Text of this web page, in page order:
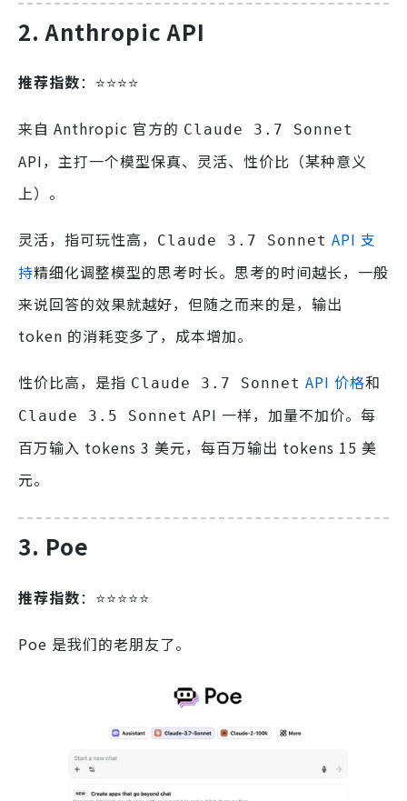
2. Anthropic API
推荐指数：⭐️⭐️⭐️⭐️
来自 Anthropic 官方的 Claude 3.7 Sonnet
API，主打一个模型保真、灵活、性价比（某种意义
上）。
灵活，指可玩性高， Claude 3.7 Sonnet API 支
持精细化调整模型的思考时长。思考的时间越长，一般
来说回答的效果就越好，但随之而来的是，输出
token 的消耗变多了，成本增加。
性价比高，是指 Claude 3.7 Sonnet API 价格和
Claude 3.5 Sonnet API 一样，加量不加价。每
百万输入 tokens 3 美元，每百万输出 tokens 15 美
元。
3. Poe
推荐指数：⭐️⭐️⭐️⭐️⭐️
Poe 是我们的老朋友了。